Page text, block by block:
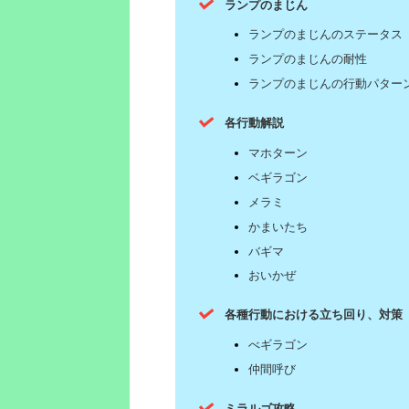
ランプのまじん
ランプのまじんのステータス
ランプのまじんの耐性
ランプのまじんの行動パター
各行動解説
マホターン
ベギラゴン
メラミ
かまいたち
バギマ
おいかぜ
各種行動における立ち回り、対策
べギラゴン
仲間呼び